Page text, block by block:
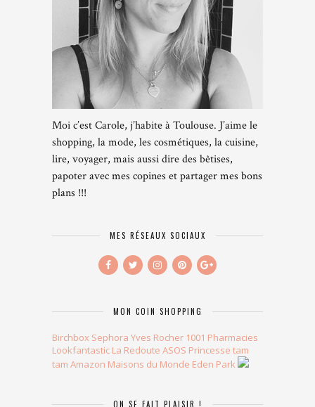
Moi c’est Carole, j’habite à Toulouse. J’aime le
shopping, la mode, les cosmétiques, la cuisine,
lire, voyager, mais aussi dire des bêtises,
papoter avec mes copines et partager mes bons
plans !!!
MES RÉSEAUX SOCIAUX
MON COIN SHOPPING
Birchbox Sephora Yves Rocher 1001 Pharmacies
Lookfantastic La Redoute ASOS Princesse tam
tam Amazon Maisons du Monde Eden Park
ON SE FAIT PLAISIR !